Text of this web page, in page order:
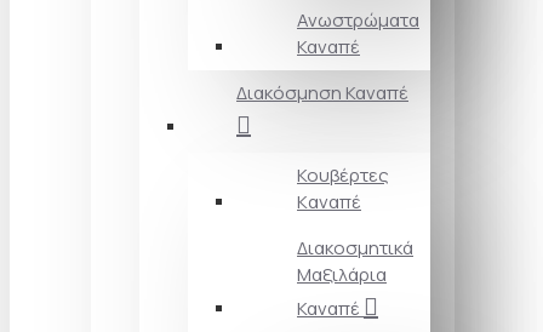
Ανωστρώματα
Καναπέ
Διακόσμηση Καναπέ
Κουβέρτες
Kαναπέ
Διακοσμητικά
Mαξιλάρια
Καναπέ